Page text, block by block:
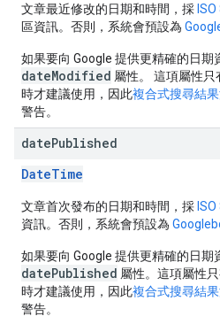
文章最近修改的日期和時間，採
區資訊。否則，系統會預設為
如果要向 Google 提供更精確的日期
dateModified 屬性。 這項屬性
時才建議使用，因此複合式搜尋結
警告。
datePublished
DateTime
文章首次發布的日期和時間，採
資訊。否則，系統會預設為
如果要向 Google 提供更精確的日期
datePublished 屬性。這項屬性
時才建議使用，因此複合式搜尋結
警告。